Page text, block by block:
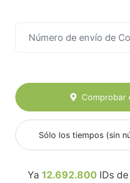
Comprobar
Sólo los tiempos (sin
Ya 12.692.800 IDs